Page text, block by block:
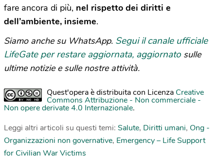
fare ancora di più, nel rispetto dei diritti e
dell’ambiente, insieme.
Siamo anche su WhatsApp. Segui il canale ufficiale
LifeGate per restare aggiornata, aggiornato sulle
ultime notizie e sulle nostre attività.
Quest'opera è distribuita con Licenza Creative
Commons Attribuzione - Non commerciale -
Non opere derivate 4.0 Internazionale.
Leggi altri articoli su questi temi: Salute, Diritti umani, Ong -
Organizzazioni non governative, Emergency – Life Support
for Civilian War Victims